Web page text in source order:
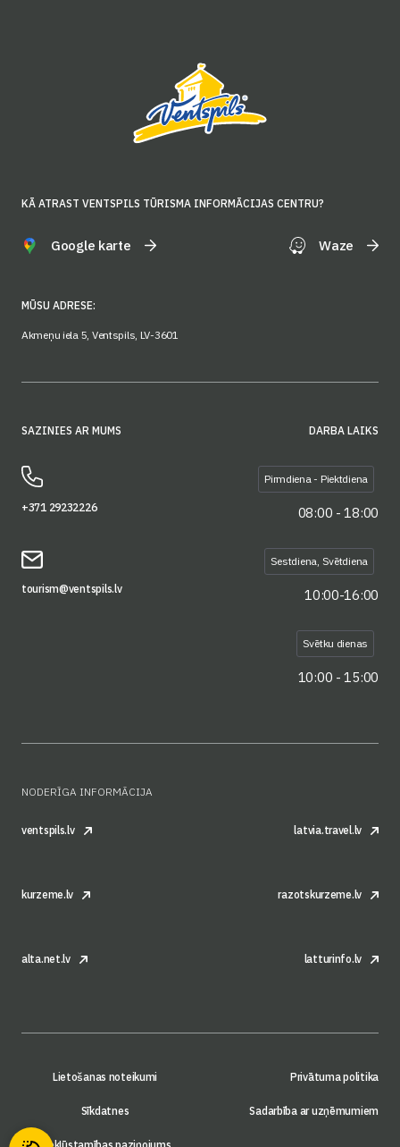
KĀ ATRAST VENTSPILS TŪRISMA INFORMĀCIJAS CENTRU?
Google karte Waze
MŪSU ADRESE:
Akmeņu iela 5, Ventspils, LV-3601
SAZINIES AR MUMS
+371 29232226
tourism@ventspils.lv
DARBA LAIKS
Pirmdiena - Piektdiena
08:00 - 18:00
Sestdiena, Svētdiena
10:00-16:00
Svētku dienas
10:00 - 15:00
NODERĪGA INFORMĀCIJA
ventspils.lv latvia.travel.lv
kurzeme.lv razotskurzeme.lv
alta.net.lv latturinfo.lv
Lietošanas noteikumi Privātuma politika
Sīkdatnes Sadarbība ar uzņēmumiem